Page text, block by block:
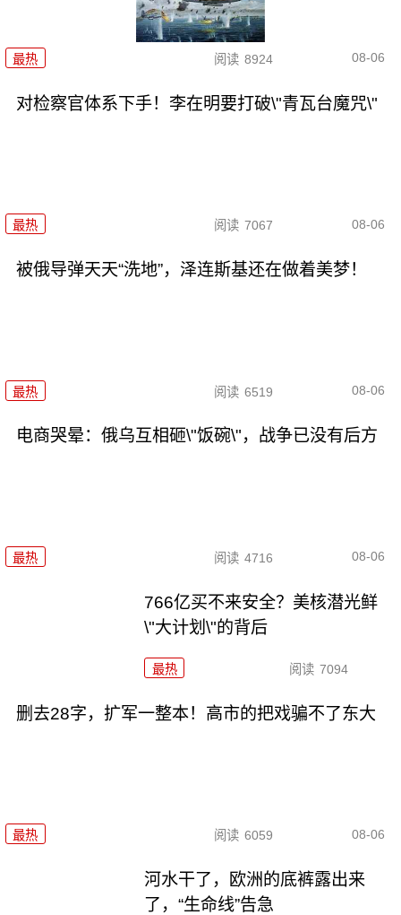
最热 阅读 8924 08-06
对检察官体系下手！李在明要打破\"青瓦台魔咒\"
最热 阅读 7067 08-06
被俄导弹天天“洗地”，泽连斯基还在做着美梦！
最热 阅读 6519 08-06
电商哭晕：俄乌互相砸\"饭碗\"，战争已没有后方
最热 阅读 4716 08-06
766亿买不来安全？美核潜光鲜
\"大计划\"的背后
最热 阅读 7094
删去28字，扩军一整本！高市的把戏骗不了东大
最热 阅读 6059 08-06
河水干了，欧洲的底裤露出来
了，“生命线”告急